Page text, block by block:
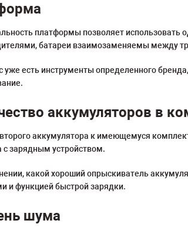
платформы позволяет
батареи взаимозаменяемы между
уже есть инструменты определенного
аккумуляторов в
аккумулятора к имеющемуся
с зарядным устройством.
какой хороший опрыскиватель
и функцией быстрой зарядки.
шума